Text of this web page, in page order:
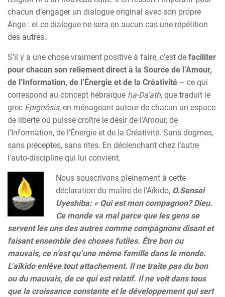
chacun d’engager un dialogue original avec son propre
Ange : et ce dialogue ne sera en aucun cas une répétition
des autres.
S’il y a une chose vraiment positive à faire, c’est de faciliter
pour chacun son reliement direct à la Source de l’Amour,
de l’Information, de l’Énergie et de la Créativité – ce qui
correspond au concept hébraïque ha-Da’ath, que traduit le
grec Epignôsis, en ménageant autour de chacun un espace
de liberté où puisse croître le désir de l’Amour, de
l’Information, de l’Énergie et de la Créativité. Sans dogmes,
sans préceptes, sans rites. En déclenchant chez l’autre
l’auto-discipline qui lui convient.
Nous souscrivons pleinement à cette
déclaration du maître de l’Aïkido, O.Sensei
Uyeshiba: « Qui est mon compagnon? Dieu.
Ce monde va mal parce que les gens se
servent les uns des autres comme compagnons disant et
faisant ensemble des choses futiles. Être bon ou
mauvais, ce n’est qu’une même famille dans le monde.
L’aïkido enlève tout attachement. Il ne traite pas du bon
ou du mauvais, de ce qui est relatif. Il ne voit dans tous
que la croissance constante et le développement qui sert